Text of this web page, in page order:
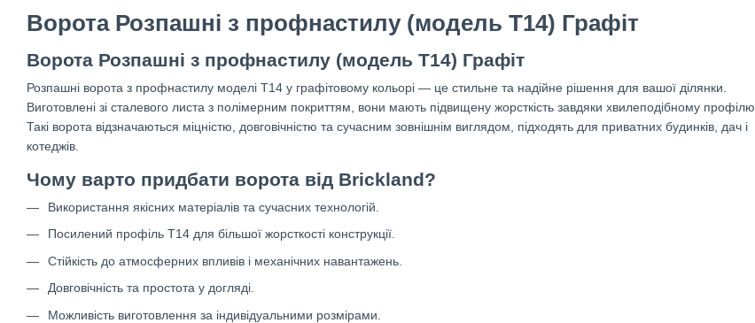
Ворота Розпашні з профнастилу (модель Т14) Графіт
Ворота Розпашні з профнастилу (модель Т14) Графіт
Розпашні ворота з профнастилу моделі Т14 у графітовому кольорі — це стильне та надійне рішення для вашої ділянки.
Виготовлені зі сталевого листа з полімерним покриттям, вони мають підвищену жорсткість завдяки хвилеподібному профілю.
Такі ворота відзначаються міцністю, довговічністю та сучасним зовнішнім виглядом, підходять для приватних будинків, дач і
котеджів.
Чому варто придбати ворота від Brickland?
Використання якісних матеріалів та сучасних технологій.
Посилений профіль Т14 для більшої жорсткості конструкції.
Стійкість до атмосферних впливів і механічних навантажень.
Довговічність та простота у догляді.
Можливість виготовлення за індивідуальними розмірами.